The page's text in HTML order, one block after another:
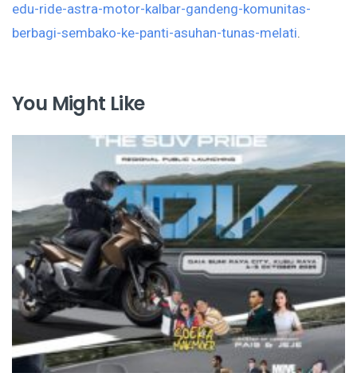
edu-ride-astra-motor-kalbar-gandeng-komunitas-
berbagi-sembako-ke-panti-asuhan-tunas-melati.
You Might Like